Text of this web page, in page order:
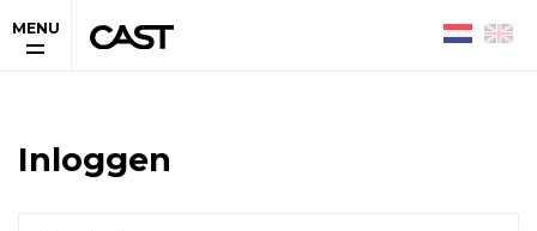
MENU
Inloggen